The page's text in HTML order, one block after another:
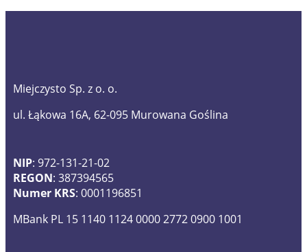
Miejczysto Sp. z o. o.
ul. Łąkowa 16A, 62-095 Murowana Goślina
NIP: 972-131-21-02
REGON: 387394565
Numer KRS: 0001196851
MBank PL 15 1140 1124 0000 2772 0900 1001